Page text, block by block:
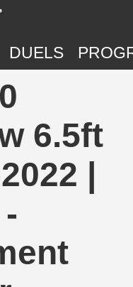
DUELS
6.5ft
|